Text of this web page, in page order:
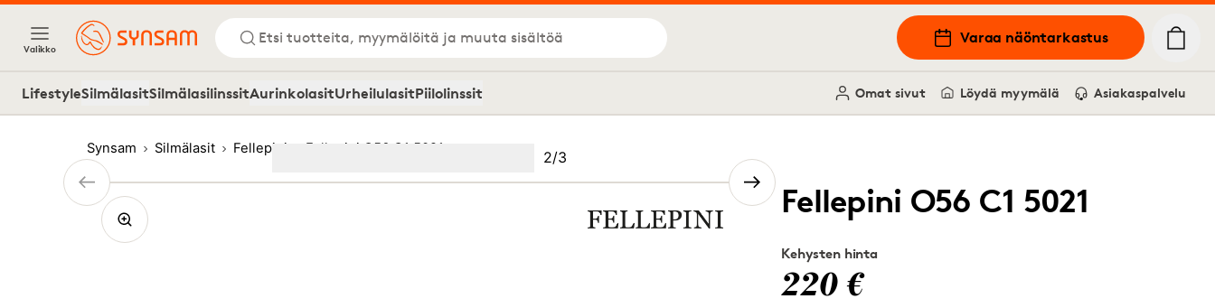
Valikko
Etsi tuotteita, myymälöitä ja muuta sisältöä Varaa näöntarkastus
LifestyleSilmälasitSilmälasilinssitAurinkolasitUrheilulasitPiilolinssit Omat sivut Löydä myymälä Asiakaspalvelu
Synsam Silmälasit Fellepini Fellepini O56 C1 5021
Fellepini O56 C1 5021
Kehysten hinta
220 €
Kuva
2/3
3